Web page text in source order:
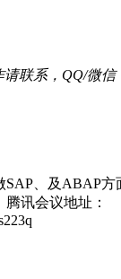
联系，QQ/微信
、及ABAP方
讯会议地址：